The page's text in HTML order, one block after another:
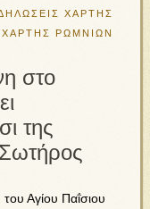
ΧΑΡΤΗΣ
ΧΑΡΤΗΣ ΡΩΜΝΙΩΝ
στο
της
Αγίου Παΐσιου